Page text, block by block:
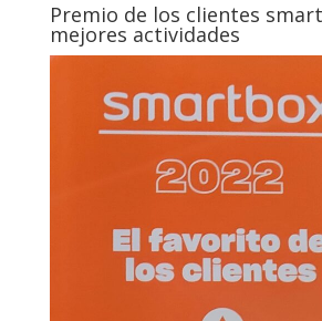
Premio de los clientes
mejores actividades